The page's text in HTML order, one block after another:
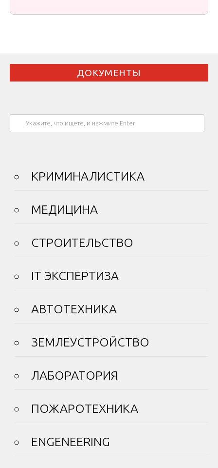
ДОКУМЕНТЫ
КРИМИНАЛИСТИКА
МЕДИЦИНА
СТРОИТЕЛЬСТВО
IT ЭКСПЕРТИЗА
АВТОТЕХНИКА
ЗЕМЛЕУСТРОЙСТВО
ЛАБОРАТОРИЯ
ПОЖАРОТЕХНИКА
ENGENEERING